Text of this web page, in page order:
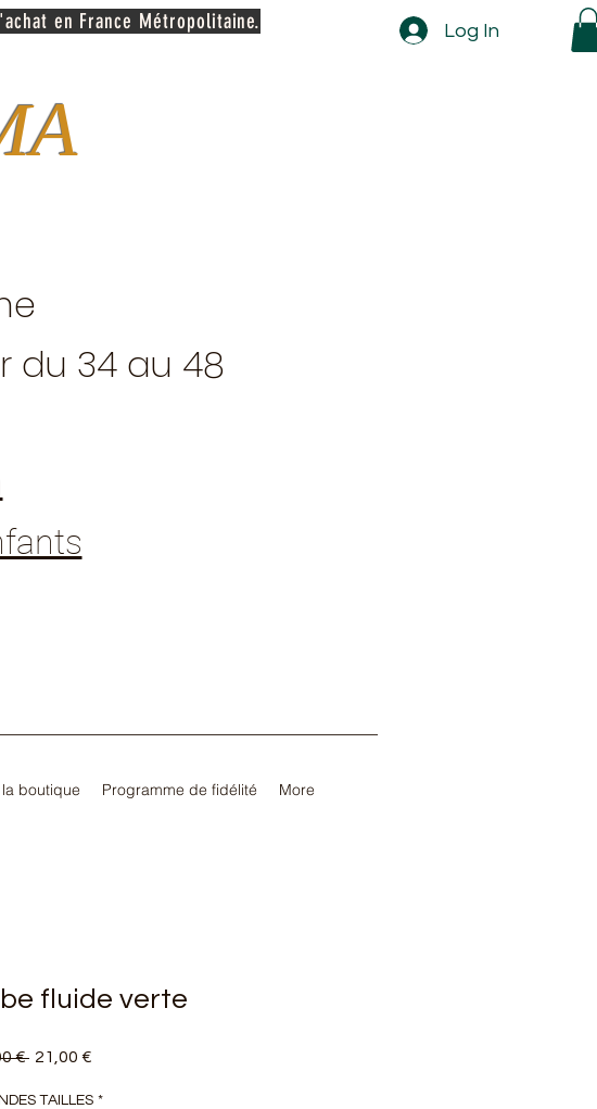
en France Métropolitaine. Log In
du 34 au 48
boutique Programme de fidélité More
fluide verte
€ Prix
21,00 €
TAILLES *